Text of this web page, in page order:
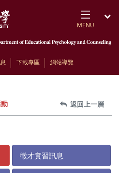
MENU
下載專區 網站導覽
返回上一層
徵才實習訊息